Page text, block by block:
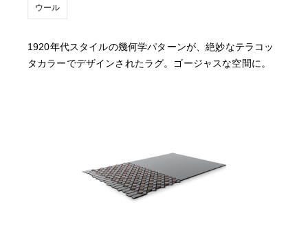
ウール
1920年代スタイルの幾何学パターンが、絶妙なテラコッ
タカラーでデザインされたラグ。ゴージャスな空間に。